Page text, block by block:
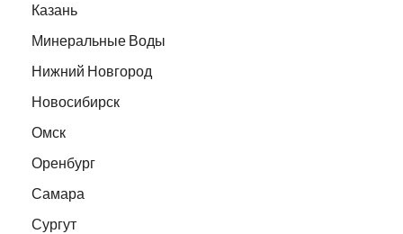
Казань
Минеральные Воды
Нижний Новгород
Новосибирск
Омск
Оренбург
Самара
Сургут